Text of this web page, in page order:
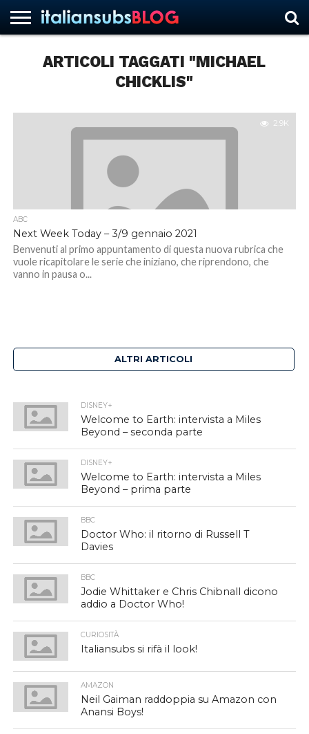
ARTICOLI TAGGATI "MICHAEL
CHICKLIS"
2.9K
ABC
Next Week Today – 3/9 gennaio 2021
Benvenuti al primo appuntamento di questa nuova rubrica che
vuole ricapitolare le serie che iniziano, che riprendono, che
vanno in pausa o...
ALTRI ARTICOLI
DISNEY+
Welcome to Earth: intervista a Miles
Beyond – seconda parte
DISNEY+
Welcome to Earth: intervista a Miles
Beyond – prima parte
BBC
Doctor Who: il ritorno di Russell T
Davies
BBC
Jodie Whittaker e Chris Chibnall dicono
addio a Doctor Who!
CURIOSITÀ
Italiansubs si rifà il look!
AMAZON
Neil Gaiman raddoppia su Amazon con
Anansi Boys!